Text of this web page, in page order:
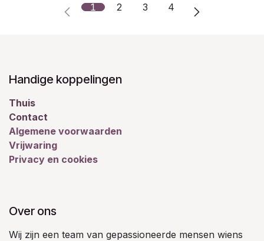
1 2 3 4
Handige koppelingen
Thuis
Contact
Algemene voorwaarden
Vrijwaring
Privacy en cookies
Over ons
Wij zijn een team van gepassioneerde mensen wiens